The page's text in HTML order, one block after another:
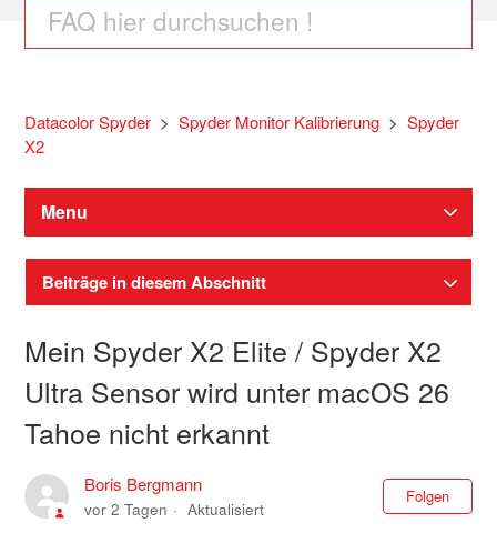
Datacolor Spyder Spyder Monitor Kalibrierung
Spyder
X2
Menu
Beiträge in diesem Abschnitt
Mein Spyder X2 Elite / Spyder X2
Ultra Sensor wird unter macOS 26
Tahoe nicht erkannt
Boris Bergmann
vor 2 Tagen Aktualisiert
Folgen